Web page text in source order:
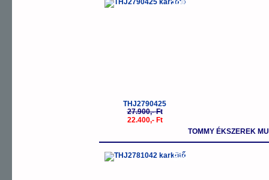
-20%
THJ2790425
27.900,- Ft
22.400,- Ft
TOMMY ÉKSZEREK
-5%